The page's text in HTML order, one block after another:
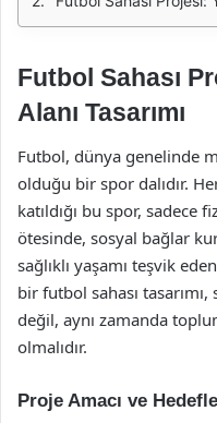
Futbol Sahası
Alanı Tasarımı
Futbol, dünya genelinde
olduğu bir spor dalıdır.
katıldığı bu spor, sadece
ötesinde, sosyal bağlar
sağlıklı yaşamı teşvik
bir futbol sahası
değil, aynı zamanda
olmalıdır.
Proje Amacı ve